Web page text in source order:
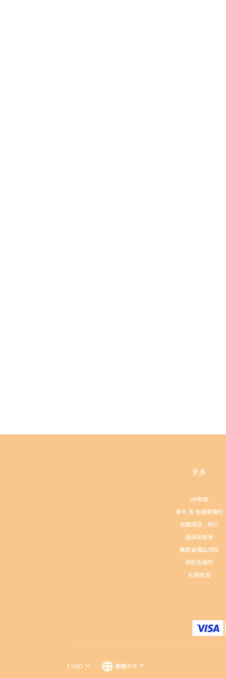
更多
VIP制度
寄件 及 免運費細則
有關現貨 / 預訂
退換貨政策
購買減價品須知
條款及細則
私隱政策
$ HKD 繁體中文